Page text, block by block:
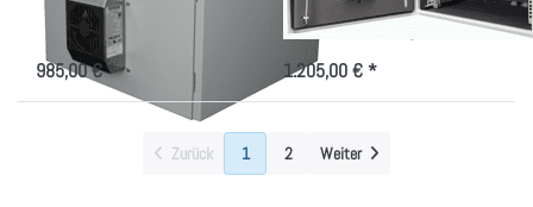
Indoor/Outdoorgehäuse 7-20HE,
50W Peltier Kühlung
985,00 € *
Indoor/Outdoorgehäuse 7-20HE,
100W Peltier Kühlung
1.205,00 € *
Zurück 1 2 Weiter